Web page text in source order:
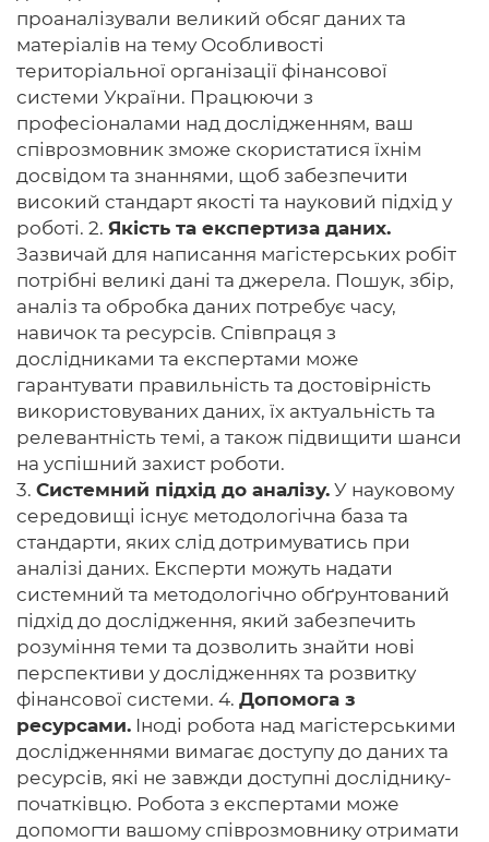
проаналізували великий обсяг даних та
матеріалів на тему Особливості
територіальної організації фінансової
системи України. Працюючи з
професіоналами над дослідженням, ваш
співрозмовник зможе скористатися їхнім
досвідом та знаннями, щоб забезпечити
високий стандарт якості та науковий підхід у
роботі. 2. Якість та експертиза даних.
Зазвичай для написання магістерських робіт
потрібні великі дані та джерела. Пошук, збір,
аналіз та обробка даних потребує часу,
навичок та ресурсів. Співпраця з
дослідниками та експертами може
гарантувати правильність та достовірність
використовуваних даних, їх актуальність та
релевантність темі, а також підвищити шанси
на успішний захист роботи.
3. Системний підхід до аналізу. У науковому
середовищі існує методологічна база та
стандарти, яких слід дотримуватись при
аналізі даних. Експерти можуть надати
системний та методологічно обґрунтований
підхід до дослідження, який забезпечить
розуміння теми та дозволить знайти нові
перспективи у дослідженнях та розвитку
фінансової системи. 4. Допомога з
ресурсами. Іноді робота над магістерськими
дослідженнями вимагає доступу до даних та
ресурсів, які не завжди доступні досліднику-
початківцю. Робота з експертами може
допомогти вашому співрозмовнику отримати